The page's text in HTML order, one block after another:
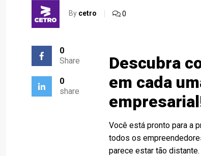
By cetro 0
0
Share
0
share
Descubra
em cada
Você está pronto para a
todos os
parece estar tão distante.